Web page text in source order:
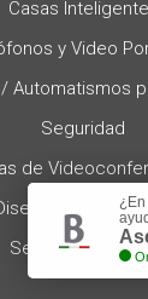
Casas
y Video
Automatismos
Seguridad
de
de
Servicio